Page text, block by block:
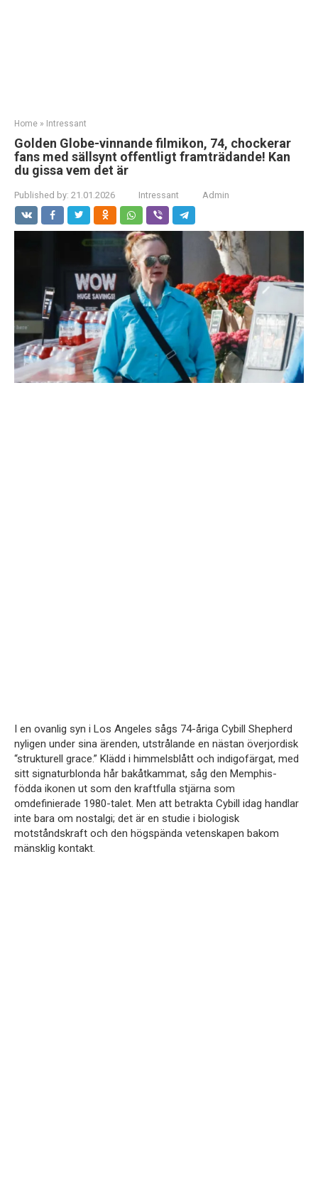
Home » Intressant
Golden Globe-vinnande filmikon, 74, chockerar
fans med sällsynt offentligt framträdande! Kan
du gissa vem det är
Published by: 21.01.2026 Intressant Admin
I en ovanlig syn i Los Angeles sågs 74-åriga Cybill Shepherd
nyligen under sina ärenden, utstrålande en nästan överjordisk
“strukturell grace.” Klädd i himmelsblått och indigofärgat, med
sitt signaturblonda hår bakåtkammat, såg den Memphis-
födda ikonen ut som den kraftfulla stjärna som
omdefinierade 1980-talet. Men att betrakta Cybill idag handlar
inte bara om nostalgi; det är en studie i biologisk
motståndskraft och den högspända vetenskapen bakom
mänsklig kontakt.